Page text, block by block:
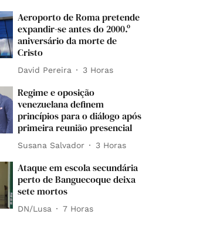
Aeroporto de Roma pretende
expandir-se antes do 2000.º
aniversário da morte de
Cristo
David Pereira 3 Horas
Regime e oposição
venezuelana definem
princípios para o diálogo após
primeira reunião presencial
Susana Salvador 3 Horas
Ataque em escola secundária
perto de Banguecoque deixa
sete mortos
DN/Lusa 7 Horas